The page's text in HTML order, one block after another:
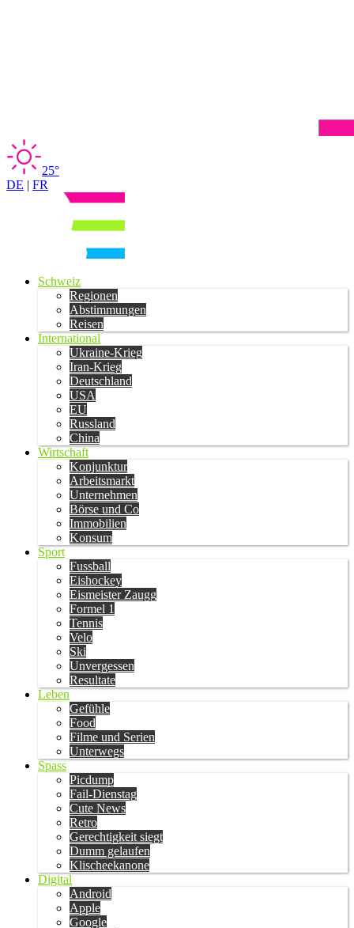
25°
DE | FR
Schweiz
Regionen
Abstimmungen
Reisen
International
Ukraine-Krieg
Iran-Krieg
Deutschland
USA
EU
Russland
China
Wirtschaft
Konjunktur
Arbeitsmarkt
Unternehmen
Börse und Co
Immobilien
Konsum
Sport
Fussball
Eishockey
Eismeister Zaugg
Formel 1
Tennis
Velo
Ski
Unvergessen
Resultate
Leben
Gefühle
Food
Filme und Serien
Unterwegs
Spass
Picdump
Fail-Dienstag
Cute News
Retro
Gerechtigkeit siegt
Dumm gelaufen
Klischeekanone
Digital
Android
Apple
Google